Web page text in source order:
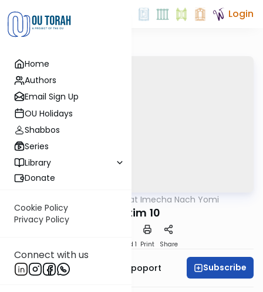
Home
Authors
Email Sign Up
OU Holidays
Shabbos
Series
Library
Donate
Cookie Policy
Privacy Policy
Connect with us
Login
Torat Imecha Nach Yomi
Shoftim 10
Speed 1 Print Share
Mrs. Chana Leah Rapoport Subscribe